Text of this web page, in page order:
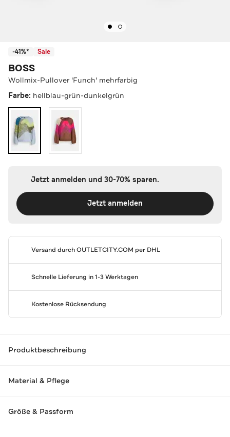
-41%* Sale
BOSS
Wollmix-Pullover 'Funch' mehrfarbig
Farbe: hellblau-grün-dunkelgrün
Jetzt anmelden und 30-70% sparen.
Jetzt anmelden
Versand durchOUTLETCITY.COM per DHL
Schnelle Lieferung in 1-3 Werktagen
Kostenlose Rücksendung
Produktbeschreibung
Material & Pflege
Größe & Passform